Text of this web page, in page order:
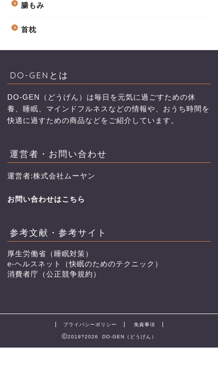
腸もみ
首枕
DO-GENとは
DO-GEN（どうげん）は毎日を元気に過ごすための休
養、睡眠、マインドフルネスなどの情報や、おうち時間を
快適に過すための商品などをご紹介しています。
運営者・お問い合わせ
運営者:株式会社ムーヤン
お問い合わせはこちら
参考文献・参考サイト
厚生労働省（睡眠対策）
e-ヘルスネット（快眠のためのテクニック）
消費者庁（公正競争規約）
プライバシーポリシー 免責事項
2019?2026 DO-GEN（どうげん）